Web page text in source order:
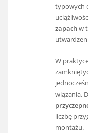
typowych
zapachw
W
wiązania.
liczbę
montażu.